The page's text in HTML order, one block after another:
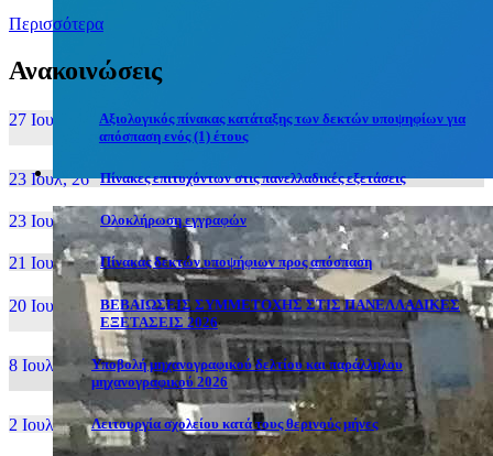
Περισσότερα
Ανακοινώσεις
27 Ιουν, 26
Αξιολογικός πίνακας κατάταξης των δεκτών υποψηφίων για
απόσπαση ενός (1) έτους
23 Ιουλ, 26 Πίνακες επιτυχόντων στις πανελλαδικές εξετάσεις
23 Ιουλ, 26 Ολοκλήρωση εγγραφών
21 Ιουλ, 26 Πίνακας δεκτών υποψήφιων προς απόσπαση
20 Ιουλ, 26
ΒΕΒΑΙΩΣΕΙΣ ΣΥΜΜΕΤΟΧΗΣ ΣΤΙΣ ΠΑΝΕΛΛΑΔΙΚΕΣ
ΕΞΕΤΑΣΕΙΣ 2026
8 Ιουλ, 26
Υποβολή μηχανογραφικού δελτίου και παράλληλου
μηχανογραφικού 2026
2 Ιουλ, 26 Λειτουργία σχολείου κατά τους θερινούς μήνες